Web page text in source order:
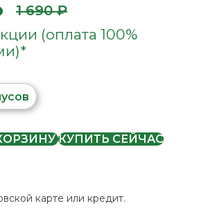
1 690 ₽
(оплата 100%
КУПИТЬ СЕЙЧАС
карте или кредит.